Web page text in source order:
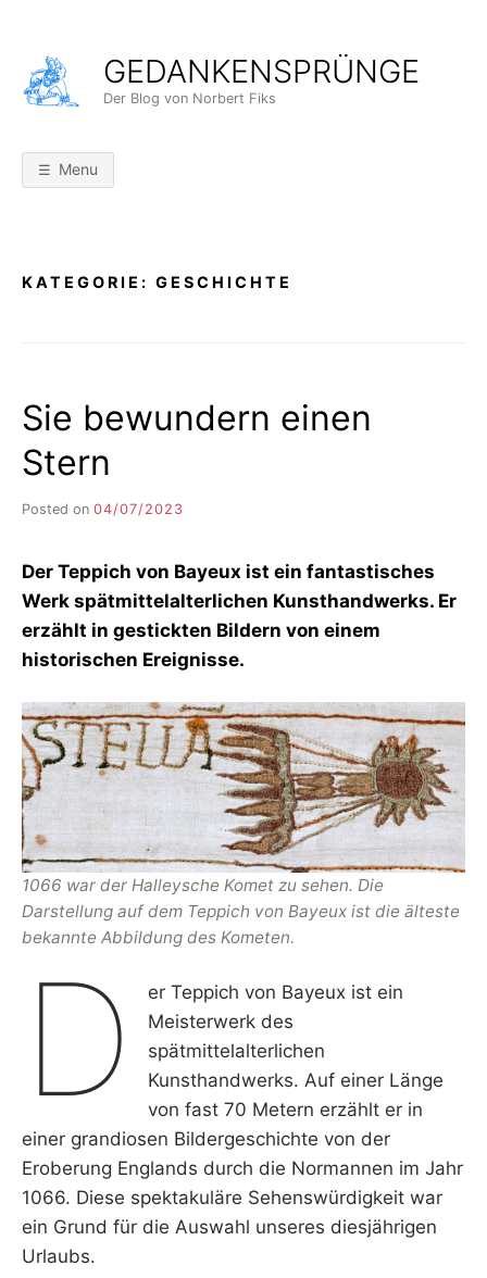
content
GEDANKENSPRÜNGE
Der Blog von Norbert Fiks
Menu
KATEGORIE: GESCHICHTE
Sie bewundern einen
Stern
Posted on 04/07/2023
I
K
L
E
R
Der Teppich von Bayeux ist ein fantastisches
Werk spätmittelalterlichen Kunsthandwerks. Er
erzählt in gestickten Bildern von einem
historischen Ereignisse.
1066 war der Halleysche Komet zu sehen. Die
Darstellung auf dem Teppich von Bayeux ist die älteste
bekannte Abbildung des Kometen.
D
er Teppich von Bayeux ist ein
Meisterwerk des
spätmittelalterlichen
Kunsthandwerks. Auf einer Länge
von fast 70 Metern erzählt er in
einer grandiosen Bildergeschichte von der
Eroberung Englands durch die Normannen im Jahr
1066. Diese spektakuläre Sehenswürdigkeit war
ein Grund für die Auswahl unseres diesjährigen
Urlaubs.